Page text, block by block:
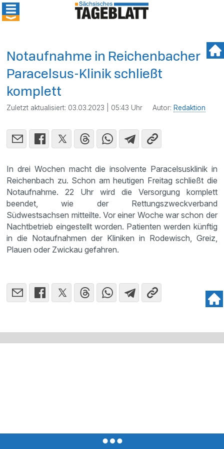
Notaufnahme in Reichenbacher
Paracelsus-Klinik schließt
komplett
Zuletzt aktualisiert:03.03.2023 | 05:43 Uhr Autor: Redaktion
In drei Wochen macht die insolvente Paracelsusklinik in
Reichenbach zu. Schon am heutigen Freitag schließt die
Notaufnahme. 22 Uhr wird die Versorgung komplett
beendet, wie der Rettungszweckverband
Südwestsachsen mitteilte. Vor einer Woche war schon der
Nachtbetrieb eingestellt worden. Patienten werden künftig
in die Notaufnahmen der Kliniken in Rodewisch, Greiz,
Plauen oder Zwickau gefahren.